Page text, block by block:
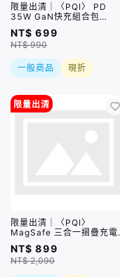
限量出清｜〈PQI〉 PD
35W GaN快充組合包
（USB-C+A 快充 + USB-
C to C 100公分編織快充
線) 盒損品
NT$ 699
NT$ 990
一般商品 現折
限量出清
限量出清｜〈PQI〉
MagSafe 三合一摺疊充電
座 (WCC2301) (iPhone、
Apple Watch、AirPods適
用) 盒損品
NT$ 899
NT$ 2,090